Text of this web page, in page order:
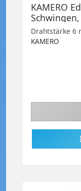
KAMERO
Drahtstärke 6
KAMERO